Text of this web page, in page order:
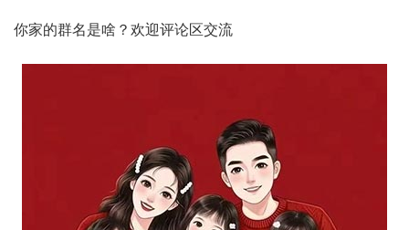
你家的群名是啥？欢迎评论区交流